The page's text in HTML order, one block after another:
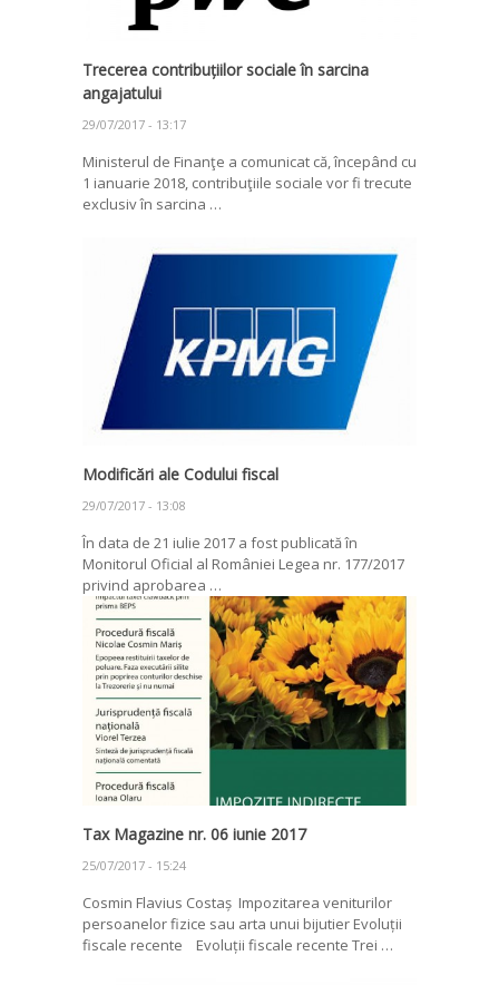
Trecerea contribuțiilor sociale în sarcina
angajatului
29/07/2017 - 13:17
Ministerul de Finanţe a comunicat că, începând cu
1 ianuarie 2018, contribuţiile sociale vor fi trecute
exclusiv în sarcina …
Modificări ale Codului fiscal
29/07/2017 - 13:08
În data de 21 iulie 2017 a fost publicată în
Monitorul Oficial al României Legea nr. 177/2017
privind aprobarea …
Tax Magazine nr. 06 iunie 2017
25/07/2017 - 15:24
Cosmin Flavius Costaș Impozitarea veniturilor
persoanelor fizice sau arta unui bijutier Evoluții
fiscale recente Evoluții fiscale recente Trei …